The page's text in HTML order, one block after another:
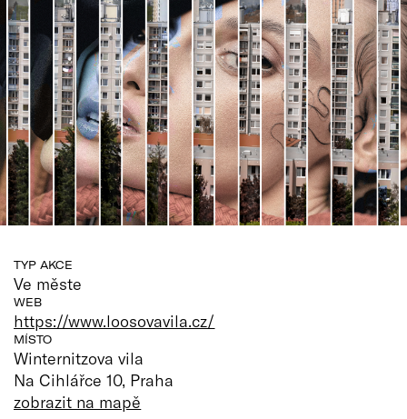
TYP AKCE
Ve měste
WEB
https://www.loosovavila.cz/
MÍSTO
Winternitzova vila
Na Cihlářce 10, Praha
zobrazit na mapě